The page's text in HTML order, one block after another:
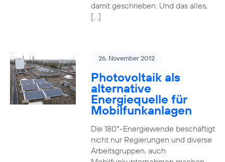
damit geschrieben. Und das alles,
[…]
26. November 2012
Photovoltaik als
alternative
Energiequelle für
Mobilfunkanlagen
Die 180°-Energiewende beschäftigt
nicht nur Regierungen und diverse
Arbeitsgruppen, auch